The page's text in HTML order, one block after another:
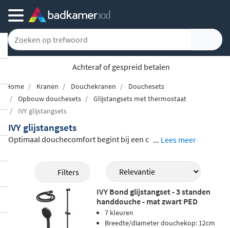
Achteraf of gespreid betalen
Home Kranen Douchekranen
Douchesets
Opbouw douchesets
Glijstangsets met thermostaat
IVY glijstangsets
IVY glijstangsets
Optimaal douchecomfort begint bij een c
lijstangsets, beschikbaar uit de series Bon
d, Pact, Concord en Tribe, combineren ee
verstelbare glijstang, een handdouche
en een thermostatische mengkraan
emperatuurblokkering op 38 graden Celsi
... Lees meer
Filters
IVY Bond glijstangset - 3 standen
handdouche - mat zwart PED
7 kleuren
Breedte/diameter douchekop: 12cm